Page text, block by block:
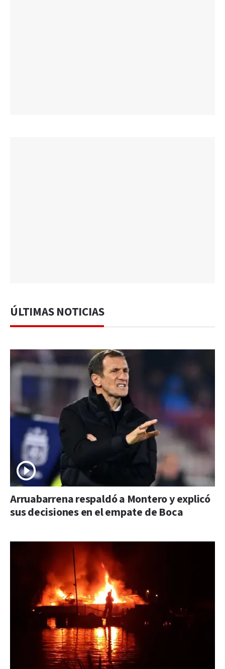
ÚLTIMAS NOTICIAS
Arruabarrena respaldó a Montero y explicó
sus decisiones en el empate de Boca